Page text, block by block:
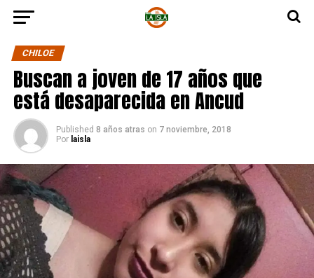
CHILOE
Buscan a joven de 17 años que
está desaparecida en Ancud
Published 8 años atras on 7 noviembre, 2018
Por laisla